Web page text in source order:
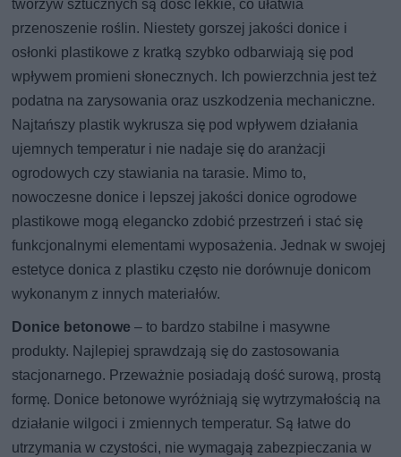
tworzyw sztucznych są dość lekkie, co ułatwia
przenoszenie roślin. Niestety gorszej jakości donice i
osłonki plastikowe z kratką szybko odbarwiają się pod
wpływem promieni słonecznych. Ich powierzchnia jest też
podatna na zarysowania oraz uszkodzenia mechaniczne.
Najtańszy plastik wykrusza się pod wpływem działania
ujemnych temperatur i nie nadaje się do aranżacji
ogrodowych czy stawiania na tarasie. Mimo to,
nowoczesne donice i lepszej jakości donice ogrodowe
plastikowe mogą elegancko zdobić przestrzeń i stać się
funkcjonalnymi elementami wyposażenia. Jednak w swojej
estetyce donica z plastiku często nie dorównuje donicom
wykonanym z innych materiałów.
Donice betonowe – to bardzo stabilne i masywne
produkty. Najlepiej sprawdzają się do zastosowania
stacjonarnego. Przeważnie posiadają dość surową, prostą
formę. Donice betonowe wyróżniają się wytrzymałością na
działanie wilgoci i zmiennych temperatur. Są łatwe do
utrzymania w czystości, nie wymagają zabezpieczania w